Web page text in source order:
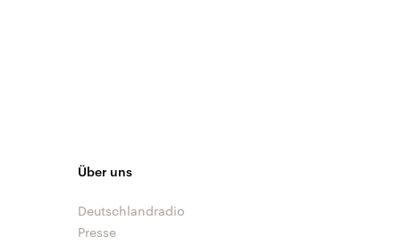
Über uns
Deutschlandradio
Presse